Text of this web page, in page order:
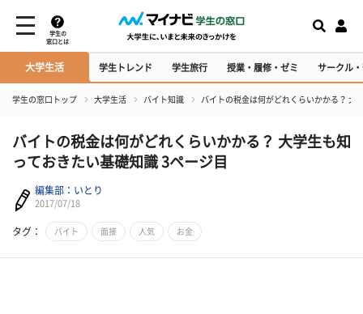
学生の
窓口とは
大学生活 学生トレンド 学生旅行 授業・履修・ゼミ サークル
学生の窓口トップ 大学生活 バイト知識 バイトの税金は何がどれくらいかかる？ 大
バイトの税金は何がどれくらいかかる？ 大学生も知
っておきたい基礎知識 3ページ目
編集部：いとり
2017/07/18
タグ： バイト 面接 人気 お金